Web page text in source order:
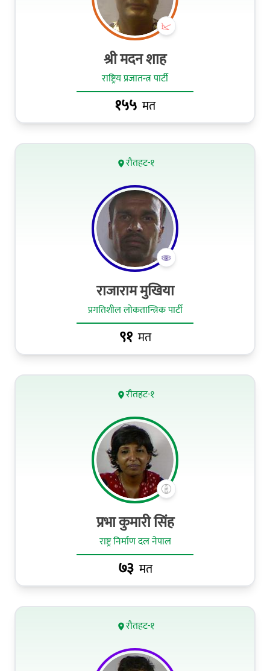
श्री मदन शाह
राष्ट्रिय प्रजातन्त्र पार्टी
१५५ मत
रौतहट-१
राजाराम मुखिया
प्रगतिशील लोकतान्त्रिक पार्टी
९१ मत
रौतहट-१
प्रभा कुमारी सिंह
राष्ट्र निर्माण दल नेपाल
७३ मत
रौतहट-१